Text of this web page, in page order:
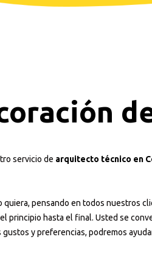
servicio de arquitecto técnico en
pensando en todos nuestros
principio hasta el final. Usted se
y preferencias, podremos